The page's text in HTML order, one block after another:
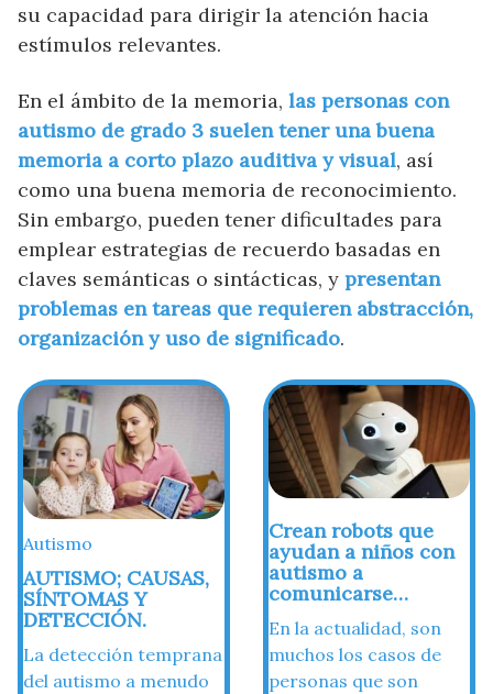
su capacidad para dirigir la atención hacia
estímulos relevantes.
En el ámbito de la memoria, las personas con
autismo de grado 3 suelen tener una buena
memoria a corto plazo auditiva y visual, así
como una buena memoria de reconocimiento.
Sin embargo, pueden tener dificultades para
emplear estrategias de recuerdo basadas en
claves semánticas o sintácticas, y presentan
problemas en tareas que requieren abstracción,
organización y uso de significado.
Autismo
AUTISMO; CAUSAS,
SÍNTOMAS Y
DETECCIÓN.
La detección temprana
del autismo a menudo
Crean robots que
ayudan a niños con
autismo a
comunicarse…
En la actualidad, son
muchos los casos de
personas que son